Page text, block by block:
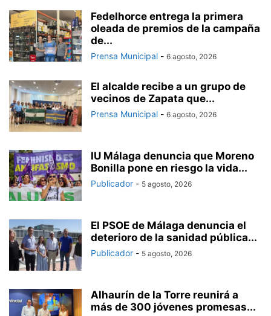
Fedelhorce entrega la primera
oleada de premios de la campaña
de...
Prensa Municipal - 6 agosto, 2026
El alcalde recibe a un grupo de
vecinos de Zapata que...
Prensa Municipal - 6 agosto, 2026
IU Málaga denuncia que Moreno
Bonilla pone en riesgo la vida...
Publicador - 5 agosto, 2026
El PSOE de Málaga denuncia el
deterioro de la sanidad pública...
Publicador - 5 agosto, 2026
Alhaurín de la Torre reunirá a
más de 300 jóvenes promesas...